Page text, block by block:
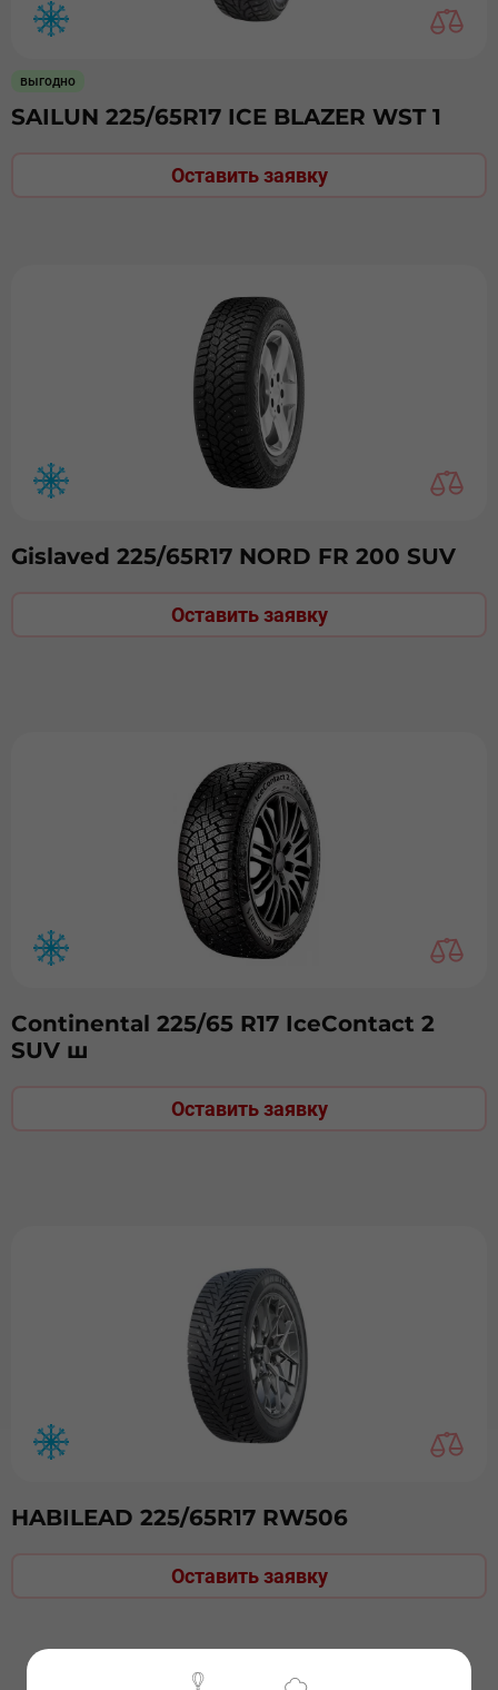
выгодно
SAILUN 225/65R17 ICE BLAZER WST 1
Оставить заявку
Gislaved 225/65R17 NORD FR 200 SUV
Оставить заявку
Continental 225/65 R17 IceContact 2
SUV ш
Оставить заявку
HABILEAD 225/65R17 RW506
Оставить заявку